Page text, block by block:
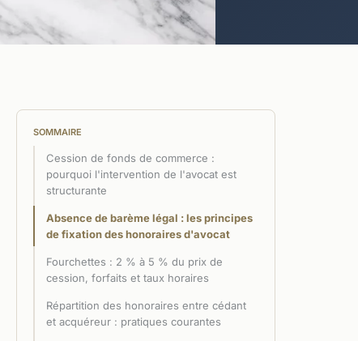
SOMMAIRE
Cession de fonds de commerce :
pourquoi l'intervention de l'avocat est
structurante
Absence de barème légal : les principes
de fixation des honoraires d'avocat
Fourchettes : 2 % à 5 % du prix de
cession, forfaits et taux horaires
Répartition des honoraires entre cédant
et acquéreur : pratiques courantes